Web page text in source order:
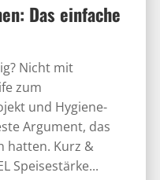
Das einfache
Nicht mit
zum
und Hygiene-
Argument, das
hatten. Kurz &
Speisestärke...